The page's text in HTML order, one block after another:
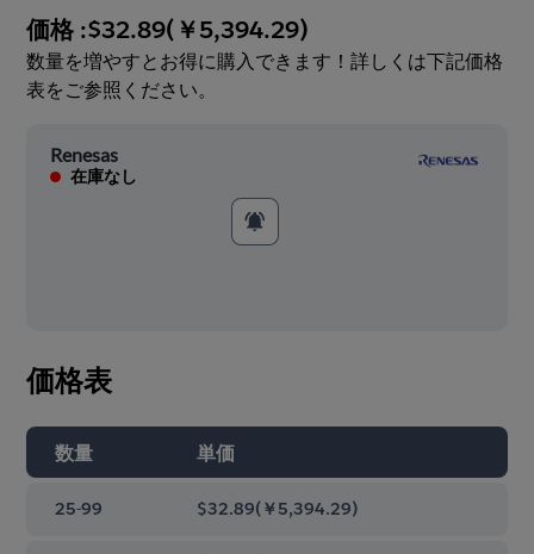
価格 :$32.89(￥5,394.29)
数量を増やすとお得に購入できます！詳しくは下記価格
表をご参照ください。
Renesas
在庫なし
価格表
数量 単価
25-99 $32.89(￥5,394.29)